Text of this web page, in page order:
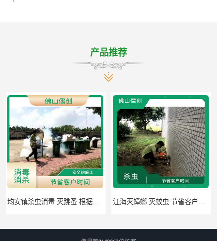
产品推荐
均安镇杀虫消毒 灭跳蚤 根据现场情况定制中害方案 江海灭蟑螂 灭蚊虫 节省客户时间